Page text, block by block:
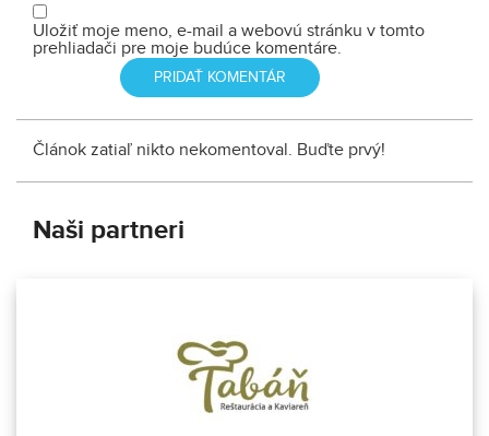
Uložiť moje meno, e-mail a webovú stránku v tomto
prehliadači pre moje budúce komentáre.
Článok zatiaľ nikto nekomentoval. Buďte prvý!
Naši partneri